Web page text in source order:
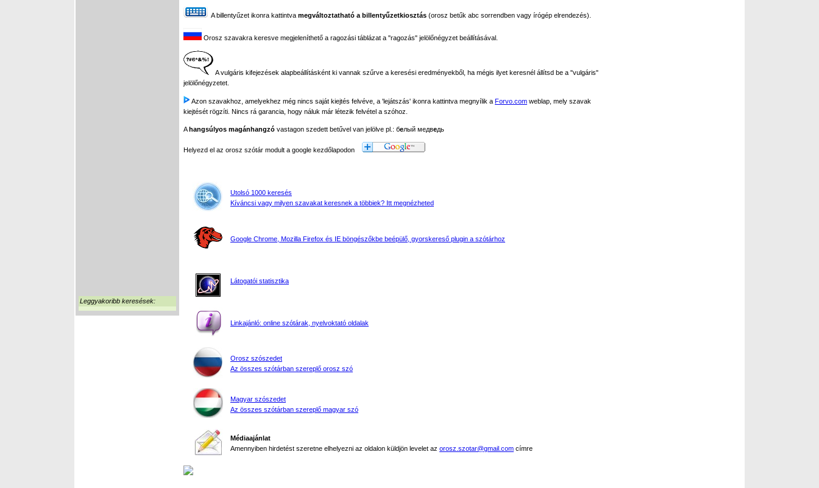
Leggyakoribb keresések:
A billentyűzet ikonra kattintva megváltoztatható a billentyűzetkiosztás (orosz betűk abc sorrendben vagy írógép elrendezés).
Orosz szavakra keresve megjeleníthető a ragozási táblázat a "ragozás" jelölőnégyzet beállításával.
A vulgáris kifejezések alapbeállításként ki vannak szűrve a keresési eredményekből, ha mégis ilyet keresnél állítsd be a "vulgáris"
jelölőnégyzetet.
Azon szavakhoz, amelyekhez még nincs saját kiejtés felvéve, a 'lejátszás' ikonra kattintva megnyílik a Forvo.com weblap, mely szavak
kiejtését rögzíti. Nincs rá garancia, hogy náluk már létezik felvétel a szóhoz.
Ahangsúlyos magánhangzó vastagon szedett betűvel van jelölve pl.: белый медведь
Helyezd el az orosz szótár modult a google kezdőlapodon
Utolsó 1000 keresés
Kíváncsi vagy milyen szavakat keresnek a többiek? Itt megnézheted
Google Chrome, Mozilla Firefox és IE böngészőkbe beépülő, gyorskereső plugin a szótárhoz
Látogatói statisztika
Linkajánló: online szótárak, nyelvoktató oldalak
Orosz szószedet
Az összes szótárban szereplő orosz szó
Magyar szószedet
Az összes szótárban szereplő magyar szó
Médiaajánlat
Amennyiben hirdetést szeretne elhelyezni az oldalon küldjön levelet az orosz.szotar@gmail.com címre